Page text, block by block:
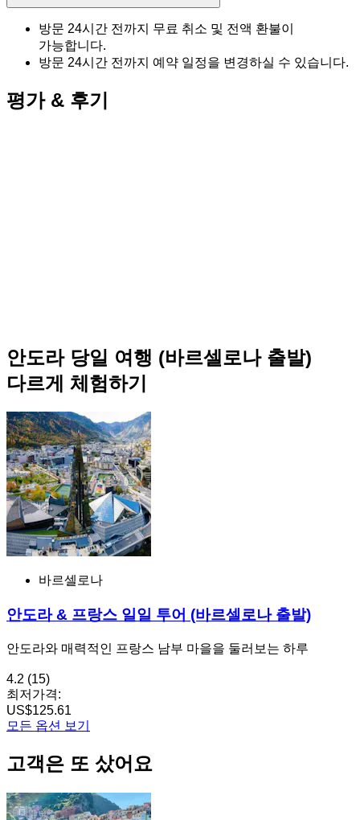
방문 24시간 전까지 무료 취소 및 전액 환불이
가능합니다.
방문 24시간 전까지 예약 일정을 변경하실 수 있습니다.
평가 & 후기
안도라 당일 여행 (바르셀로나 출발)
다르게 체험하기
바르셀로나
안도라 & 프랑스 일일 투어 (바르셀로나 출발)
안도라와 매력적인 프랑스 남부 마을을 둘러보는 하루
4.2 (15)
최저가격:
US$125.61
모든 옵션 보기
고객은 또 샀어요